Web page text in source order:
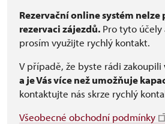
Rezervační online systém nelze
rezervaci zájezdů. Pro tyto
prosím využijte rychlý kontakt.
V případě, že byste rádi zakoupili
a je Vás více než umožňuje
kontaktujte nás skrze rychlý
Všeobecné obchodní podmínky